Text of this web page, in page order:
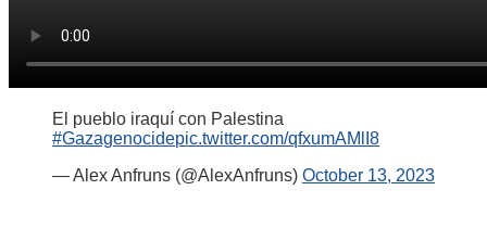
El pueblo iraquí con Palestina
#Gazagenocidepic.twitter.com/qfxumAMlI8
— Alex Anfruns (@AlexAnfruns) October 13, 2023